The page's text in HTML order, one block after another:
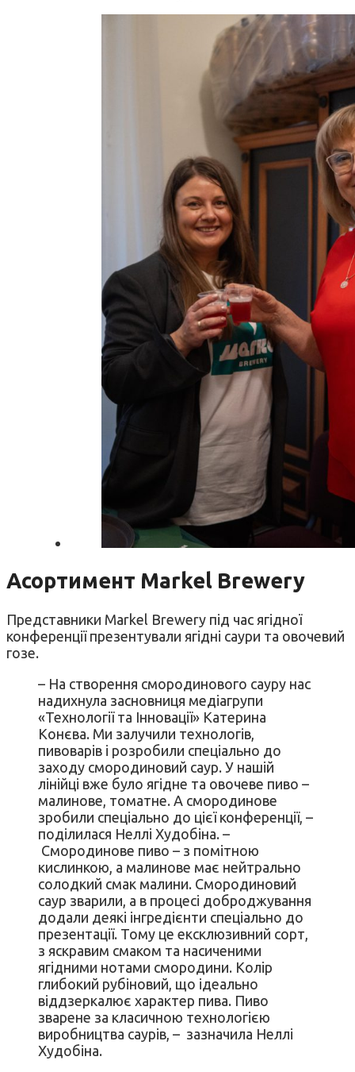
Асортимент Markel Brewery
Представники Markel Brewery під час ягідної
конференції презентували ягідні саури та овочевий
гозе.
– На створення смородинового сауру нас
надихнула засновниця медіагрупи
«Технології та Інновації» Катерина
Конєва. Ми залучили технологів,
пивоварів і розробили спеціально до
заходу смородиновий саур. У нашій
лінійці вже було ягідне та овочеве пиво –
малинове, томатне. А смородинове
зробили спеціально до цієї конференції, –
поділилася Неллі Худобіна. –
Смородинове пиво – з помітною
кислинкою, а малинове має нейтрально
солодкий смак малини. Смородиновий
саур зварили, а в процесі доброджування
додали деякі інгредієнти спеціально до
презентації. Тому це ексклюзивний сорт,
з яскравим смаком та насиченими
ягідними нотами смородини. Колір
глибокий рубіновий, що ідеально
віддзеркалює характер пива. Пиво
зварене за класичною технологією
виробництва саурів, – зазначила Неллі
Худобіна.